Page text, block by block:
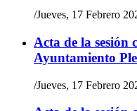
/Jueves, 17 Febrero
Acta de la sesión
Ayuntamiento
/Jueves, 17 Febrero